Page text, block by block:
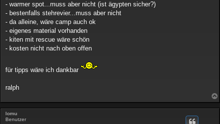
- warmer spot...muss aber nicht (ist ägypten sicher?)
- bestenfalls stehrevier...muss aber nicht
- da alleine, wäre camp auch ok
- eigenes material vorhanden
- kiten mit rescue wäre schön
- kosten nicht nach oben offen
für tipps wäre ich dankbar
ralph
lomu
Benutzer